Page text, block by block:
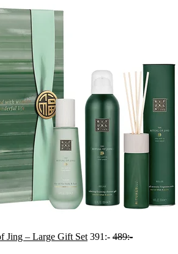
Jing – Large Gift Set391:- 489:-